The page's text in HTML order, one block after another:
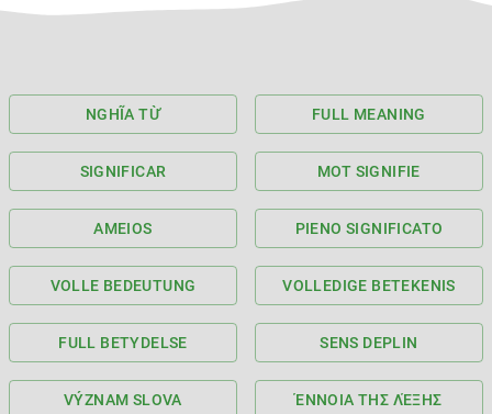
NGHĨA TỪ FULL MEANING
SIGNIFICAR MOT SIGNIFIE
AMEIOS PIENO SIGNIFICATO
VOLLE BEDEUTUNG VOLLEDIGE BETEKENIS
FULL BETYDELSE SENS DEPLIN
VÝZNAM SLOVA ΈΝΝΟΙΑ ΤΗΣ ΛΈΞΗΣ